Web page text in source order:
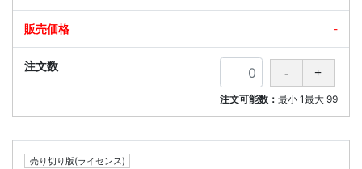
-
注文可能数： 最小 1最大 99
売り切り版(ライセンス)